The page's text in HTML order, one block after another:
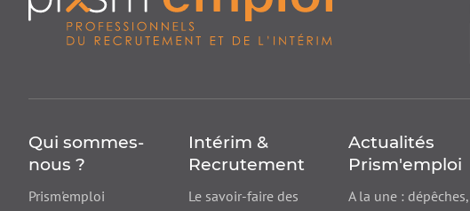
Qui sommes-
nous ?
Prism'emploi
Intérim &
Recrutement
Le savoir-faire des
Actualités
Prism'emploi
A la une : dépêches,